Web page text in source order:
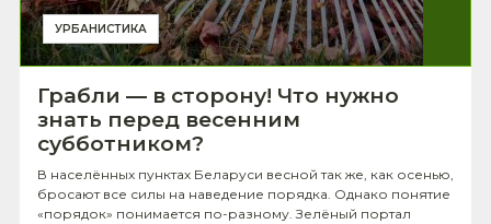
УРБАНИСТИКА
Грабли — в сторону! Что нужно
знать перед весенним
субботником?
В населённых пунктах Беларуси весной так же, как осенью,
бросают все силы на наведение порядка. Однако понятие
«порядок» понимается по-разному. Зелёный портал